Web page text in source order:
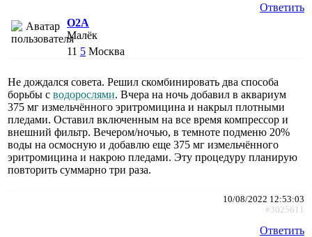
Ответить
O2A
Малёк
11 5 Москва
Не дождался совета. Решил скомбинировать два способа
борьбы с водорослями. Вчера на ночь добавил в аквариум
375 мг измельчённого эритромицина и накрыл плотными
пледами. Оставил включенным на все время компрессор и
внешний фильтр. Вечером/ночью, в темноте подменю 20%
воды на осмосную и добавлю еще 375 мг измельчённого
эритромицина и накрою пледами. Эту процедуру планирую
повторить суммарно три раза.
10/08/2022 12:53:03
#3025611
Ответить